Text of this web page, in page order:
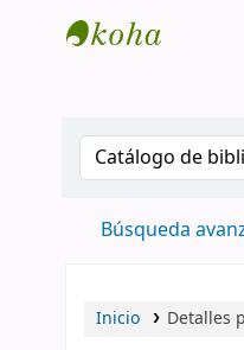
Biblioteca
Buscar en el
Búsqueda
Inicio Detalles